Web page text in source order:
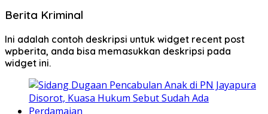
Berita Kriminal
Ini adalah contoh deskripsi untuk widget recent post
wpberita, anda bisa memasukkan deskripsi pada
widget ini.